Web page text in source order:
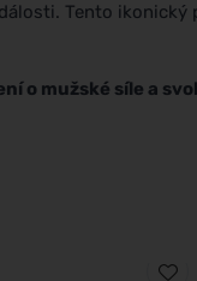
Tento
o mužské síle a